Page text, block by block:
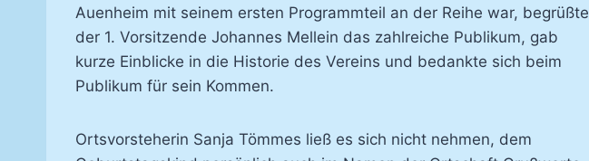
Auenheim mit seinem ersten Programmteil an der Reihe war, begrüßte
der 1. Vorsitzende Johannes Mellein das zahlreiche Publikum, gab
kurze Einblicke in die Historie des Vereins und bedankte sich beim
Publikum für sein Kommen.
Ortsvorsteherin Sanja Tömmes ließ es sich nicht nehmen, dem